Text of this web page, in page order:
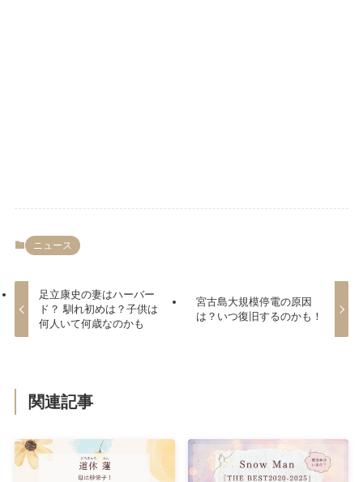
ニュース
足立康史の妻はハーバー
ド？ 馴れ初めは？子供は
何人いて何歳なのかも
宮古島大規模停電の原因
は？いつ復旧するのかも！
関連記事